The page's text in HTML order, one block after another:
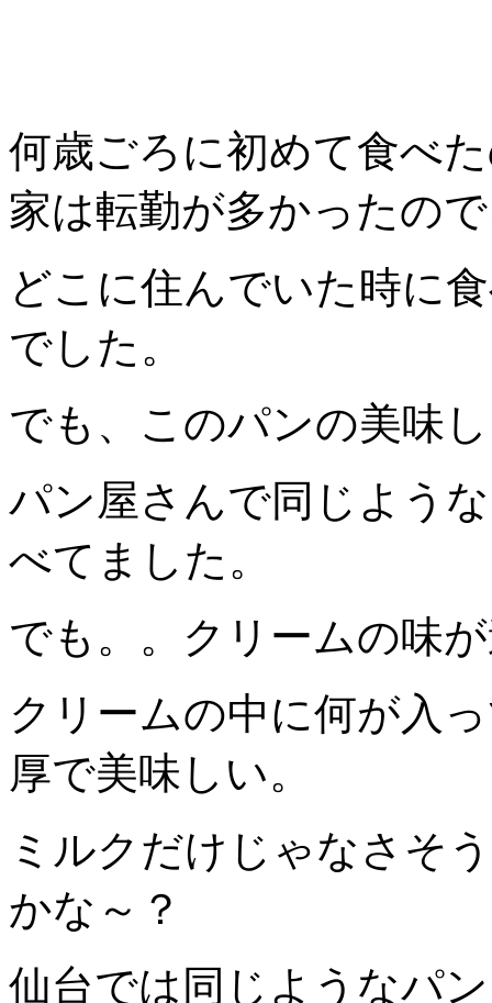
何歳ごろに初めて食べ
家は転勤が多かったの
どこに住んでいた時に
でした。
でも、このパンの美味
パン屋さんで同じよう
べてました。
でも。。クリームの味
クリームの中に何が入
厚で美味しい。
ミルクだけじゃなさそ
かな～？
仙台では同じようなパ